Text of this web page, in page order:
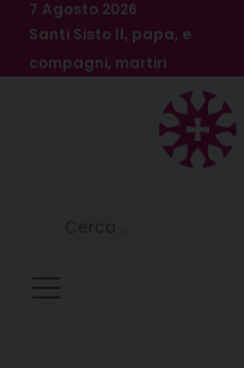
Skip
content
7 Agosto 2026
Santi Sisto II, papa, e
compagni, martiri